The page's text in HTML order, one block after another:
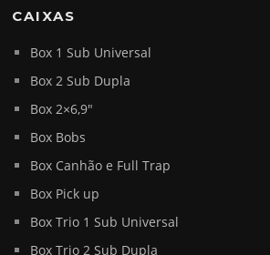
CAIXAS
Box 1 Sub Universal
Box 2 Sub Dupla
Box 2×6,9″
Box Bobs
Box Canhão e Full Trap
Box Pick up
Box Trio 1 Sub Universal
Box Trio 2 Sub Dupla